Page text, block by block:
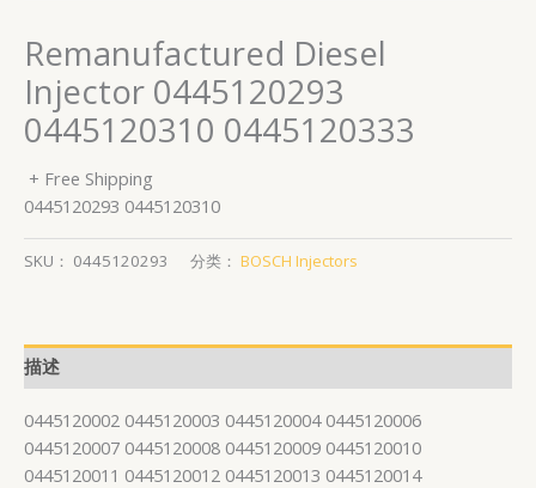
Remanufactured Diesel
Injector 0445120293
0445120310 0445120333
+ Free Shipping
0445120293 0445120310
SKU： 0445120293 分类： BOSCH Injectors
描述
0445120002 0445120003 0445120004 0445120006
0445120007 0445120008 0445120009 0445120010
0445120011 0445120012 0445120013 0445120014